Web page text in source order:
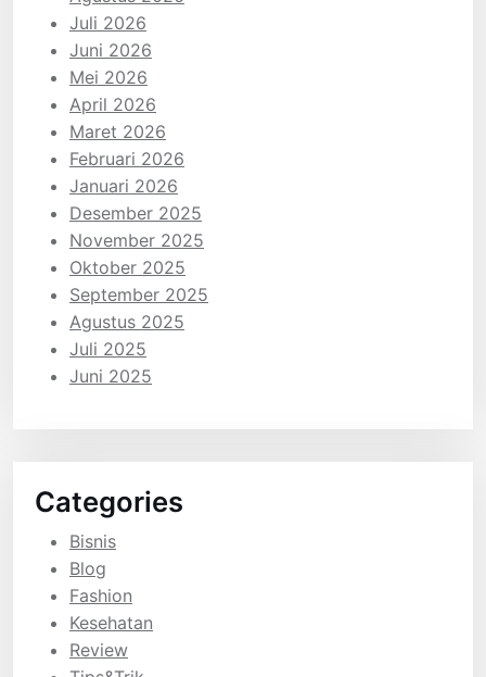
Juli 2026
Juni 2026
Mei 2026
April 2026
Maret 2026
Februari 2026
Januari 2026
Desember 2025
November 2025
Oktober 2025
September 2025
Agustus 2025
Juli 2025
Juni 2025
Categories
Bisnis
Blog
Fashion
Kesehatan
Review